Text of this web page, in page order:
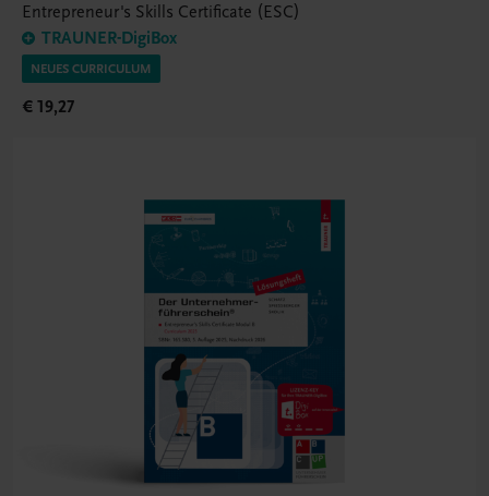
Entrepreneur's Skills Certificate (ESC)
TRAUNER-DigiBox
NEUES CURRICULUM
€ 19,27